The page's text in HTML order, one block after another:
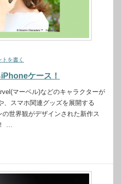
トを書く
ケース！
マーベル)などのキャラクターが
、スマホ関連グッズを展開する
世界観がデザインされた新作ス
…